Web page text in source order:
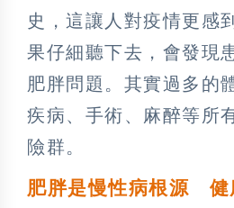
史，這讓人對疫情更感
果仔細聽下去，會發現
肥胖問題。其實過多的
疾病、手術、麻醉等所
險群。
肥胖是慢性病根源 健